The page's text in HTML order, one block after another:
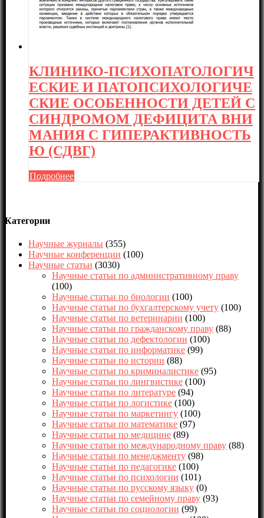
КЛИНИКО-ПСИХОПАТОЛОГИЧ
ЕСКИЕ И ПАТОПСИХОЛОГИЧЕ
СКИЕ ОСОБЕННОСТИ ДЕТЕЙ С
СИНДРОМОМ ДЕФИЦИТА ВНИ
МАНИЯ С ГИПЕРАКТИВНОСТЬ
Ю (СДВГ)
Подробнее
Категории
Научные журналы (355)
Научные конференции (100)
Научные статьи (3030)
Научные статьи по административному праву
(100)
Научные статьи по биологии (100)
Научные статьи по бухгалтерскому учету (100)
Научные статьи по ветеринарии (100)
Научные статьи по гражданскому праву (88)
Научные статьи по дефектологии (100)
Научные статьи по информатике (99)
Научные статьи по истории (88)
Научные статьи по криминалистике (95)
Научные статьи по лингвистике (100)
Научные статьи по литературе (94)
Научные статьи по логистике (100)
Научные статьи по маркетингу (100)
Научные статьи по математике (97)
Научные статьи по медицине (89)
Научные статьи по международному праву (88)
Научные статьи по менеджменту (98)
Научные статьи по педагогике (100)
Научные статьи по психологии (101)
Научные статьи по русскому языку (0)
Научные статьи по семейному праву (93)
Научные статьи по социологии (99)